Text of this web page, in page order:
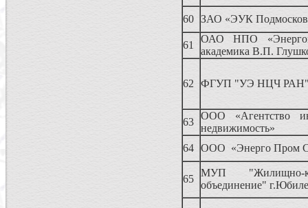
60 ЗАО «ЭУК
61
ОАО НПО
академика В.П.
62 ФГУП "УЭ НЦЧ
63
ООО «Агентство
недвижимость»
64 ООО «Энерго Пром
65
МУП "Жилищно-
объединение"